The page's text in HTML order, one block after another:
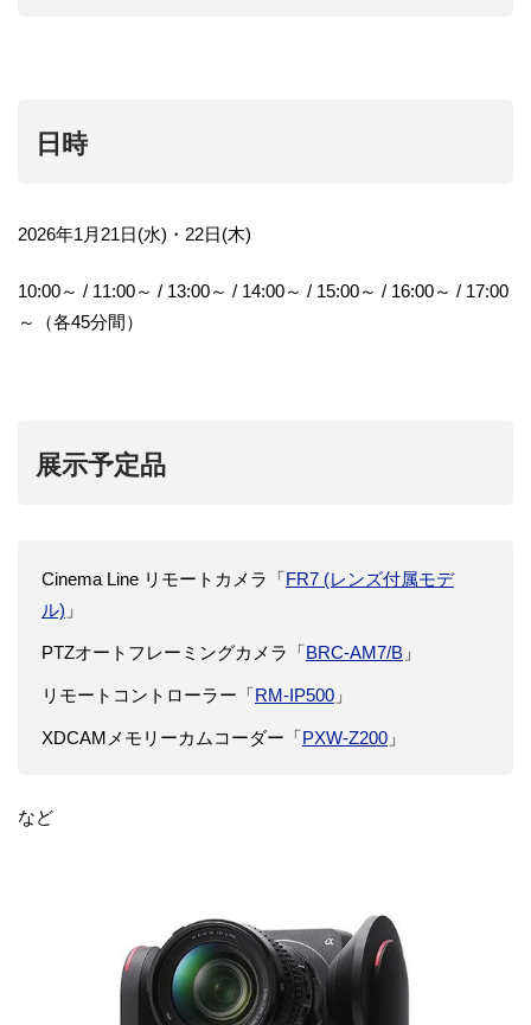
日時
2026年1月21日(水)・22日(木)
10:00～ / 11:00～ / 13:00～ / 14:00～ / 15:00～ / 16:00～ / 17:00
～（各45分間）
展示予定品
Cinema Line リモートカメラ「FR7 (レンズ付属モデ
ル) 」
PTZオートフレーミングカメラ「BRC-AM7/B 」
リモートコントローラー「RM-IP500 」
XDCAMメモリーカムコーダー「PXW-Z200 」
など